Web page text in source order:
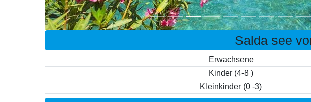
Salda see
Erwachsene
Kinder (4-8 )
Kleinkinder (0 -3)